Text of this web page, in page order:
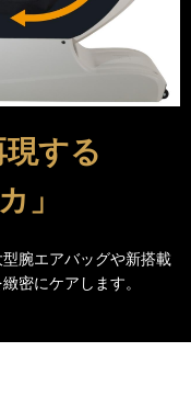
する
」
腕エアバッグや新搭載
密にケアします。